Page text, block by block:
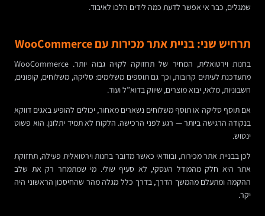
שמגלים, כבר אי אפשר לדעת כמה לידים הלכו לאיבוד.
תרחיש שני: בניית אתר מכירות עם WooCommerce
בחנות וירטואלית, המחיר של תחזוקה לקויה גבוה יותר. WooCommerce
מתעדכנת לעיתים קרובות, וכך גם תוספים משלימים: סליקה, משלוחים, קופונים,
חשבוניות, מלאי, יבוא מוצרים, שיווק בדוא”ל ועוד.
אם תוסף סליקה או תוסף משלוחים נשארים מאחור, יכולים להופיע באגים דווקא
בנקודה הרגישה ביותר — רגע לפני הרכישה. הלקוח לא תמיד יתלונן. הוא פשוט
ינטוש.
לכן בבניית אתר מכירות, ובוודאי כאשר מדובר בחנות וירטואלית פעילה, תחזוקת
אתר היא חלק מהמודל העסקי, לא סעיף שולי. מי שמתמחר רק את שלב
ההקמה ומתעלם מהמשך הדרך, בדרך כלל מגלה מהר שהחיסכון הראשוני היה
יקר.